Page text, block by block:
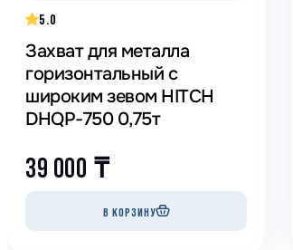
5.0
Захват для металла
горизонтальный с
широким зевом HITCH
DHQP-750 0,75т
39 000 ₸
В КОРЗИНУ